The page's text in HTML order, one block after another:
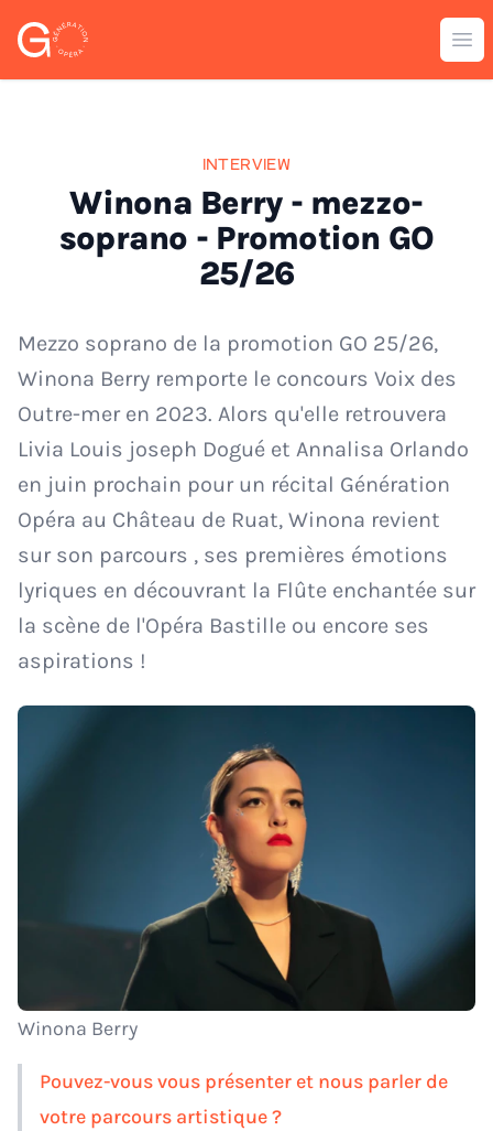
Génération Opéra
INTERVIEW
Winona Berry - mezzo-
soprano - Promotion GO
25/26
Mezzo soprano de la promotion GO 25/26,
Winona Berry remporte le concours Voix des
Outre-mer en 2023. Alors qu'elle retrouvera
Livia Louis joseph Dogué et Annalisa Orlando
en juin prochain pour un récital Génération
Opéra au Château de Ruat, Winona revient
sur son parcours , ses premières émotions
lyriques en découvrant la Flûte enchantée sur
la scène de l'Opéra Bastille ou encore ses
aspirations !
Winona Berry
Pouvez-vous vous présenter et nous parler de
votre parcours artistique ?